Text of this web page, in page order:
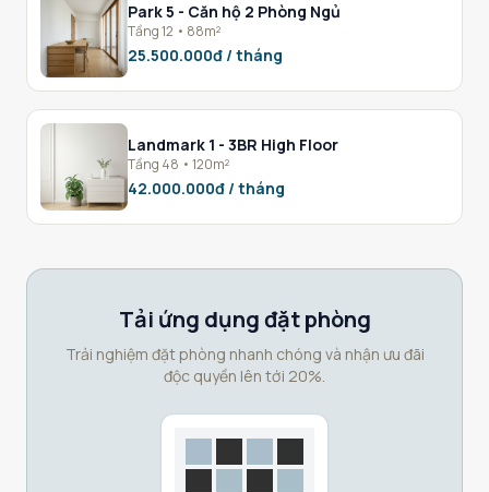
Park 5 - Căn hộ 2 Phòng Ngủ
Tầng 12 • 88m²
25.500.000đ / tháng
Landmark 1 - 3BR High Floor
Tầng 48 • 120m²
42.000.000đ / tháng
Tải ứng dụng đặt phòng
Trải nghiệm đặt phòng nhanh chóng và nhận ưu đãi
độc quyền lên tới 20%.